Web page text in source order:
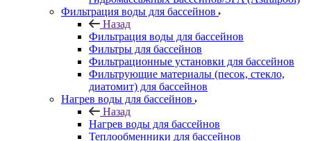
Фильтрация воды для бассейнов
Назад
Фильтрация воды для бассейнов
Фильтры для бассейнов
Фильтрационные установки для бассейнов
Фильтрующие материалы (песок, стекло,
диатомит) для бассейнов
Нагрев воды для бассейнов
Назад
Нагрев воды для бассейнов
Теплообменники для бассейнов